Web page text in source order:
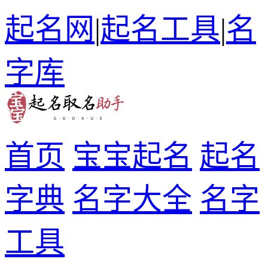
起名网|起名工具|名
字库
首页 宝宝起名 起名
字典 名字大全 名字
工具